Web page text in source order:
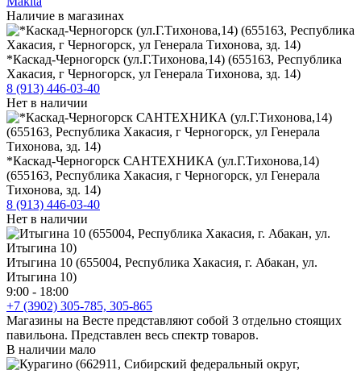
Наличие в магазинах
*Каскад-Черногорск (ул.Г.Тихонова,14) (655163, Республика
Хакасия, г Черногорск, ул Генерала Тихонова, зд. 14)
8 (913) 446-03-40
Нет в наличии
*Каскад-Черногорск САНТЕХНИКА (ул.Г.Тихонова,14)
(655163, Республика Хакасия, г Черногорск, ул Генерала
Тихонова, зд. 14)
8 (913) 446-03-40
Нет в наличии
Итыгина 10 (655004, Республика Хакасия, г. Абакан, ул.
Итыгина 10)
9:00 - 18:00
+7 (3902) 305-785, 305-865
Магазины на Весте представляют собой 3 отдельно стоящих
павильона. Представлен весь спектр товаров.
В наличии мало